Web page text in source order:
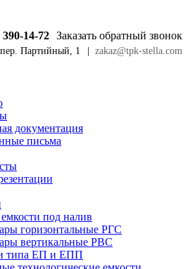
Заказать обратный звонок
14-72
zakaz@tpk-stella.com
Партийный, 1
документация
письма
под налив
горизонтальные РГС
вертикальные РВС
типа ЕП и ЕПП